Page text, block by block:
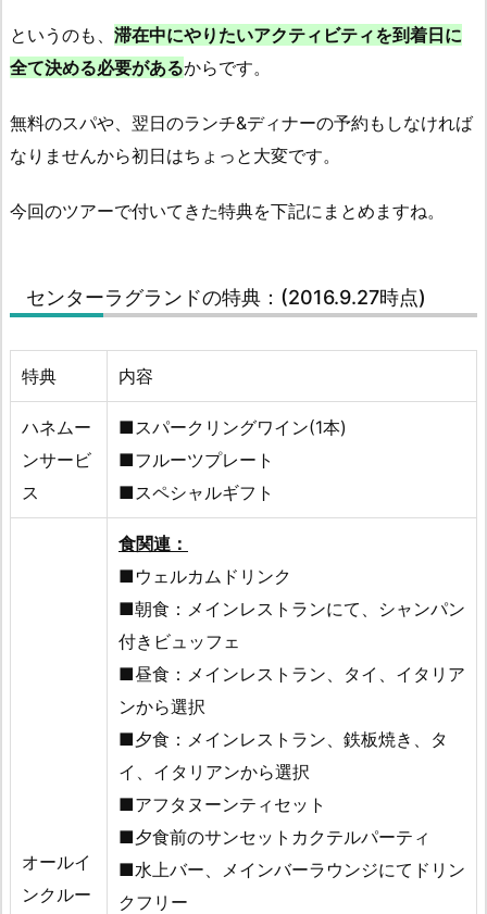
というのも、 滞在中にやりたいアクティビティを到着日に
全て決める必要があるからです。
無料のスパや、翌日のランチ&ディナーの予約もしなければ
なりませんから初日はちょっと大変です。
今回のツアーで付いてきた特典を下記にまとめますね。
センターラグランドの特典：(2016.9.27時点)
特典 内容
ハネムー
ンサービ
ス
■スパークリングワイン(1本)
■フルーツプレート
■スペシャルギフト
オールイ
ンクルー
食関連：
■ウェルカムドリンク
■朝食：メインレストランにて、シャンパン
付きビュッフェ
■昼食：メインレストラン、タイ、イタリア
ンから選択
■夕食：メインレストラン、鉄板焼き、タ
イ、イタリアンから選択
■アフタヌーンティセット
■夕食前のサンセットカクテルパーティ
■水上バー、メインバーラウンジにてドリン
クフリー